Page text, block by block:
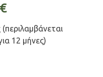
€
12 μήνες)